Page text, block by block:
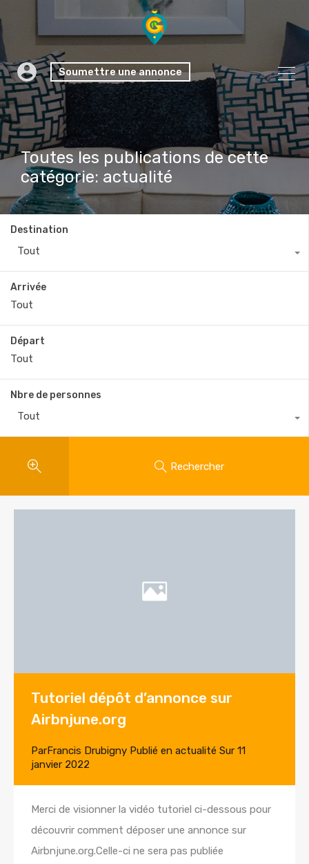
Soumettre une annonce
Toutes les publications de cette
catégorie: actualité
Destination
Tout
Arrivée
Départ
Nbre de personnes
Tout
Rechercher
Tutoriel dépôt d’annonce sur
Airbnjune.org
ParFrancis Drubigny Publié en actualité Sur 11
janvier 2022
Merci de visionner la vidéo tutoriel ci-dessous pour
découvrir comment déposer une annonce sur
Airbnjune.org.Celle-ci ne sera pas publiée